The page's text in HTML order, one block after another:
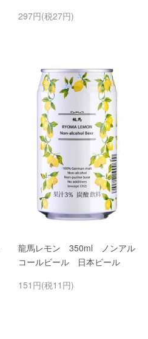
297円(税27円)
龍馬レモン 350ml ノンアル
コールビール 日本ビール
151円(税11円)